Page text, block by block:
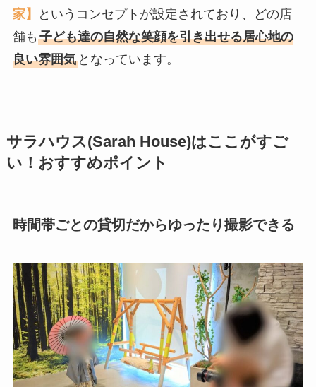
家】
というコンセプトが設定されており、どの店
舗も 子ども達の自然な笑顔を引き出せる居心地の
良い雰囲気となっています。
サラハウス(Sarah House)はここがすご
い！おすすめポイント
時間帯ごとの貸切だからゆったり撮影できる